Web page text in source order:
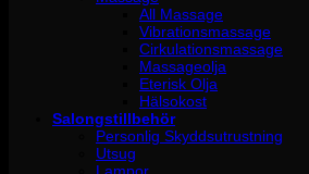
All Massage
Vibrationsmassage
Cirkulationsmassage
Massageolja
Eterisk Olja
Hälsokost
Salongstillbehör
Personlig Skyddsutrustning
Utsug
Lampor